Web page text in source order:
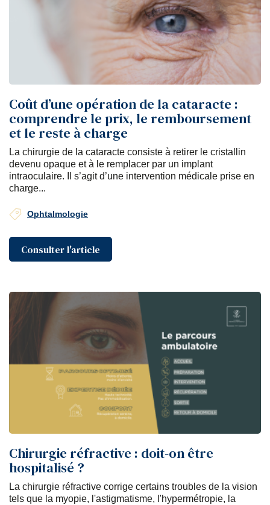
Coût d’une opération de la cataracte :
comprendre le prix, le remboursement
et le reste à charge
La chirurgie de la cataracte consiste à retirer le cristallin
devenu opaque et à le remplacer par un implant
intraoculaire. Il s’agit d’une intervention médicale prise en
charge...
Ophtalmologie
Consulter l'article
Chirurgie réfractive : doit-on être
hospitalisé ?
La chirurgie réfractive corrige certains troubles de la vision
tels que la myopie, l'astigmatisme, l'hypermétropie, la